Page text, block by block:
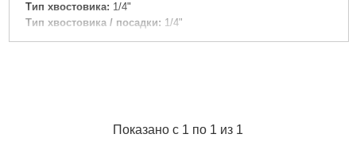
Тип хвостовика: 1/4"
Тип хвостовика / посадки: 1/4"
Назначение: Ударное
Показано с 1 по 1 из 1